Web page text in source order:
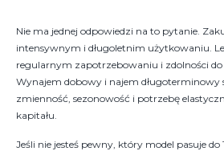
Nie ma jednej odpowiedzi na to pytanie.
intensywnym i długoletnim użytkowaniu.
regularnym zapotrzebowaniu i zdolności
Wynajem dobowy i najem długoterminowy
zmienność, sezonowość i potrzebę
kapitału.
Jeśli nie jesteś pewny, który model pasuje do